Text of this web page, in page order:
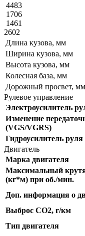
4483
1706
1461
2602
Длина кузова, мм
Ширина кузова, мм
Высота кузова, мм
Колесная база, мм
Дорожный просвет, мм
Рулевое управление
Электроусилитель
Изменение
(VGS/VGRS)
Гидроусилитель руля
Двигатель
Марка двигателя
Максимальный
(кг*м) при об./мин.
Доп. информация о
Выброс CO2, г/км
Тип двигателя